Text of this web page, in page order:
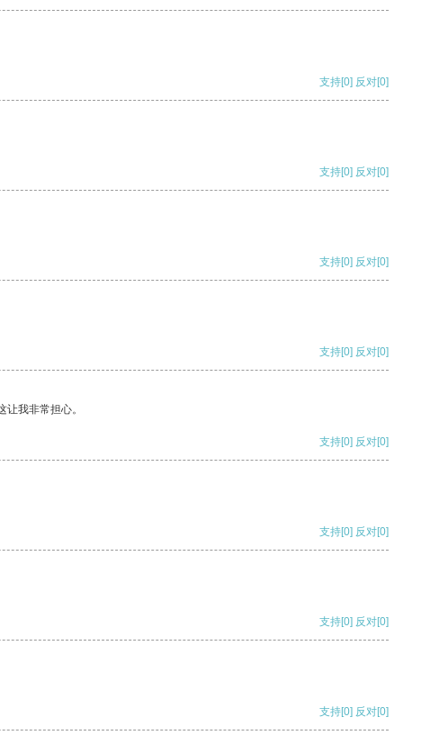
支持[0] 反对[0]
支持[0] 反对[0]
支持[0] 反对[0]
支持[0] 反对[0]
我非常担心。
支持[0] 反对[0]
支持[0] 反对[0]
支持[0] 反对[0]
支持[0] 反对[0]